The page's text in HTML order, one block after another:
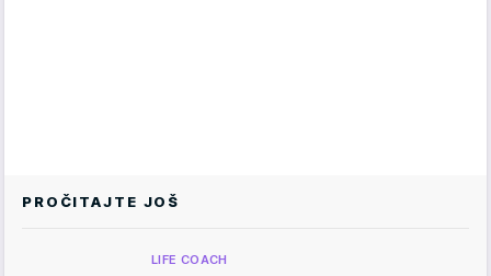
PROČITAJTE JOŠ
LIFE COACH